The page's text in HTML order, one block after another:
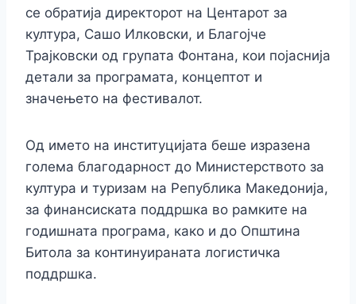
се обратија директорот на Центарот за
култура, Сашо Илковски, и Благојче
Трајковски од групата Фонтана, кои појаснија
детали за програмата, концептот и
значењето на фестивалот.
Од името на институцијата беше изразена
голема благодарност до Министерството за
култура и туризам на Република Македонија,
за финансиската поддршка во рамките на
годишната програма, како и до Општина
Битола за континуираната логистичка
поддршка.